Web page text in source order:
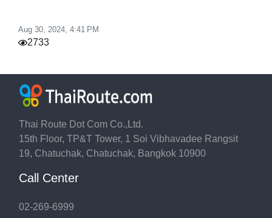
Aug 30, 2024, 4:41 PM
2733
Thai Route Dot Com Co.,Ltd.
15th Floor, TP&T Tower, 1 Soi Vibhavadee Rangsit
19, Chatuchak, Chatuchak, Bangkok 10900
Call Center
02-269-6999